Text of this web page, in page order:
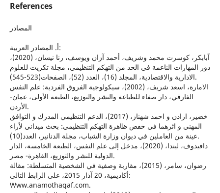
References
المصادر
أ‌. المصادر العربية:
آبابكر، كوسرت محمد وشريف، أحمد آزان ويوسف، رنا نيسان، (2020)،
دور المهارات الناعمة في الحد من التهكم التنظيمي، مجلة تكريت للعلوم
الادارية والاقتصادية، المجلد (16)، العدد (52)، الصفحات(523-545).
الامارة، اسعد شريف، (2002)، سيكولوجية الفروق الفردية: علم النفس
الفارقي، دار صفاء للطباعة والنشر والتوزيع، الطبعة الأولى، عمان-
الأردن.
خضير، ارادن و احمد شهناز، (2017)، الدعم التنظيمي المدرك و التوافق
المهني و اثرهما في خفض ظاهرة التهكم التنظيمي: بحث ميداني لأراء
عينة من العاملين في ديوان وزارة الشباب، مجلة الدنانير، العدد(10).
دافيدوف، ليندا، (2020)، مدخل إلى علم النفس، الطبعة الخامسة، الدار
الدولية للنشر والتوزيع، القاهرة- مصر.
رضوان، سامر، (2015)، مقاربة وصفية في الشخصية المتسلطة: مقالة
أكاديمية، 20 آذار 2015، على الرابط التالي:
Www.anamothaqaf.com.